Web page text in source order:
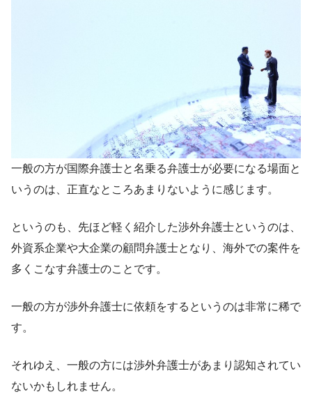
一般の方が国際弁護士と名乗る弁護士が必要になる場面と
いうのは、正直なところあまりないように感じます。
というのも、先ほど軽く紹介した渉外弁護士というのは、
外資系企業や大企業の顧問弁護士となり、海外での案件を
多くこなす弁護士のことです。
一般の方が渉外弁護士に依頼をするというのは非常に稀で
す。
それゆえ、一般の方には渉外弁護士があまり認知されてい
ないかもしれません。